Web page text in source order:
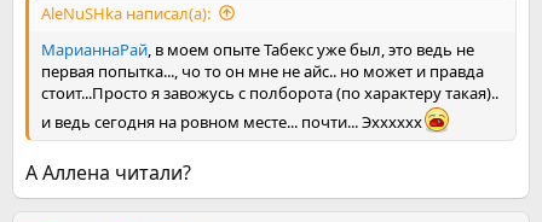
AleNuSHka написал(а):
МарианнаРай, в моем опыте Табекс уже был, это ведь не
первая попытка..., чо то он мне не айс.. но может и правда
стоит...Просто я завожусь с полборота (по характеру такая)..
и ведь сегодня на ровном месте... почти... Эхххххх
А Аллена читали?